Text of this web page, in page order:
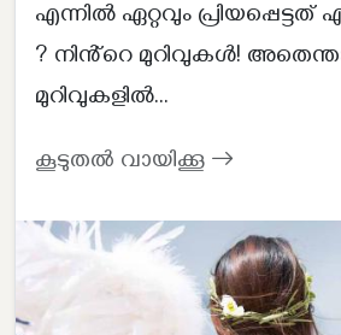
എന്നിൽ ഏറ്റവും
? നിൻ്റെ മുറിവുകൾ!
മുറിവുകളിൽ...
കൂടുതൽ വായിക്കൂ